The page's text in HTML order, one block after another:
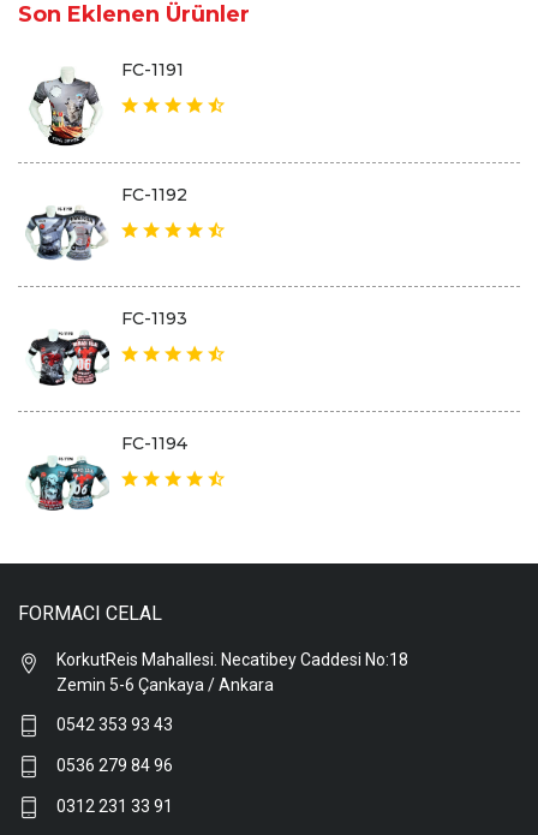
Son Eklenen Ürünler
FC-1191
FC-1192
FC-1193
FC-1194
FORMACI CELAL
KorkutReis Mahallesi. Necatibey Caddesi No:18
Zemin 5-6 Çankaya / Ankara
0542 353 93 43
0536 279 84 96
0312 231 33 91